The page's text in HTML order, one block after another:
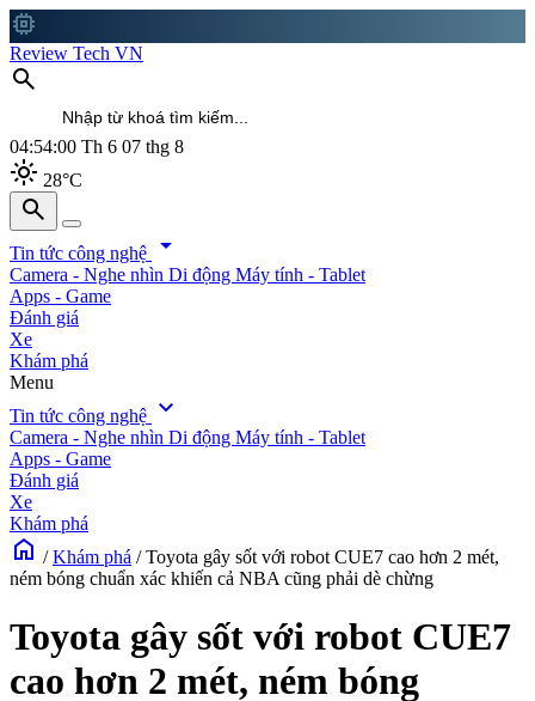
memory
Review Tech VN
search
04:54:02 Th 6 07 thg 8
light_mode 28°C
search
search
Tin tức công nghệ arrow_drop_down
Camera - Nghe nhìn Di động Máy tính - Tablet
Apps - Game
Đánh giá
Xe
Khám phá
Menu
Tin tức công nghệ expand_more
Camera - Nghe nhìn Di động Máy tính - Tablet
Apps - Game
Đánh giá
Xe
Khám phá
home / Khám phá / Toyota gây sốt với robot CUE7 cao hơn 2 mét,
ném bóng chuẩn xác khiến cả NBA cũng phải dè chừng
Toyota gây sốt với robot CUE7
cao hơn 2 mét, ném bóng